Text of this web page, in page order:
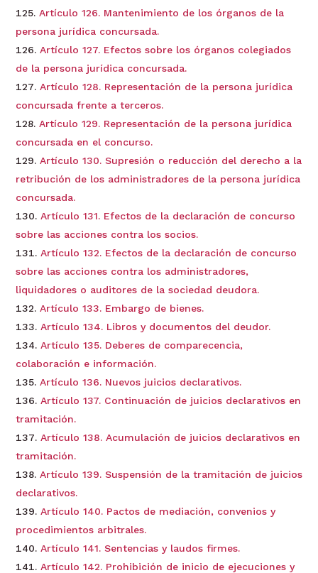
Artículo 126. Mantenimiento de los órganos de la
persona jurídica concursada.
Artículo 127. Efectos sobre los órganos colegiados
de la persona jurídica concursada.
Artículo 128. Representación de la persona jurídica
concursada frente a terceros.
Artículo 129. Representación de la persona jurídica
concursada en el concurso.
Artículo 130. Supresión o reducción del derecho a la
retribución de los administradores de la persona jurídica
concursada.
Artículo 131. Efectos de la declaración de concurso
sobre las acciones contra los socios.
Artículo 132. Efectos de la declaración de concurso
sobre las acciones contra los administradores,
liquidadores o auditores de la sociedad deudora.
Artículo 133. Embargo de bienes.
Artículo 134. Libros y documentos del deudor.
Artículo 135. Deberes de comparecencia,
colaboración e información.
Artículo 136. Nuevos juicios declarativos.
Artículo 137. Continuación de juicios declarativos en
tramitación.
Artículo 138. Acumulación de juicios declarativos en
tramitación.
Artículo 139. Suspensión de la tramitación de juicios
declarativos.
Artículo 140. Pactos de mediación, convenios y
procedimientos arbitrales.
Artículo 141. Sentencias y laudos firmes.
Artículo 142. Prohibición de inicio de ejecuciones y